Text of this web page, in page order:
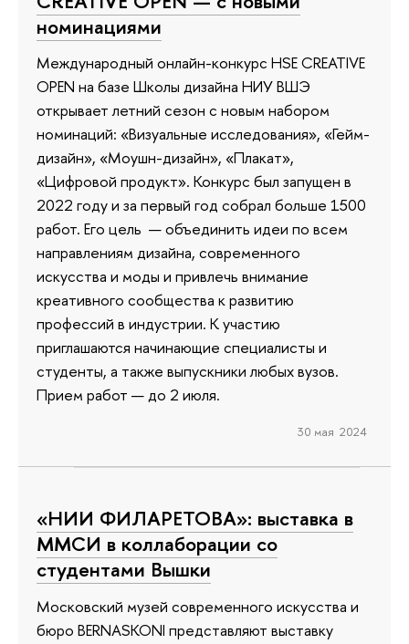
номинациями
Международный онлайн-конкурс HSE CREATIVE
OPEN на базе Школы дизайна НИУ ВШЭ
открывает летний сезон с новым набором
номинаций: «Визуальные исследования», «Гейм-
дизайн», «Моушн-дизайн», «Плакат»,
«Цифровой продукт». Конкурс был запущен в
2022 году и за первый год собрал больше 1500
работ. Его цель — объединить идеи по всем
направлениям дизайна, современного
искусства и моды и привлечь внимание
креативного сообщества к развитию
профессий в индустрии. К участию
приглашаются начинающие специалисты и
студенты, а также выпускники любых вузов.
Прием работ — до 2 июля.
30 мая 2024
«НИИ ФИЛАРЕТОВА»: выставка в
ММСИ в коллаборации со
студентами Вышки
Московский музей современного искусства и
бюро BERNASKONI представляют выставку